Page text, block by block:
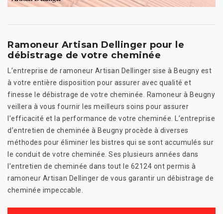
Ramoneur Artisan Dellinger pour le
débistrage de votre cheminée
L’entreprise de ramoneur Artisan Dellinger sise à Beugny est
à votre entière disposition pour assurer avec qualité et
finesse le débistrage de votre cheminée. Ramoneur à Beugny
veillera à vous fournir les meilleurs soins pour assurer
l’efficacité et la performance de votre cheminée. L’entreprise
d’entretien de cheminée à Beugny procède à diverses
méthodes pour éliminer les bistres qui se sont accumulés sur
le conduit de votre cheminée. Ses plusieurs années dans
l’entretien de cheminée dans tout le 62124 ont permis à
ramoneur Artisan Dellinger de vous garantir un débistrage de
cheminée impeccable.